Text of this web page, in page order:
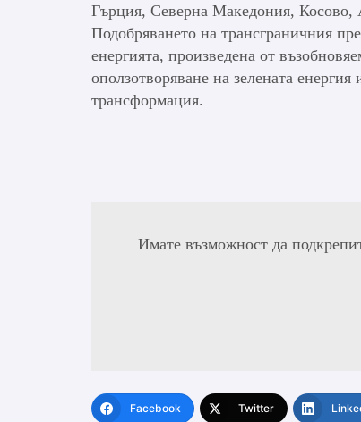
Гърция, Северна Македония, Косово,
Подобряването на трансграничния
енергията, произведена от
оползотворяване на зелената
трансформация.
Имате възможност да
Facebook Twitter